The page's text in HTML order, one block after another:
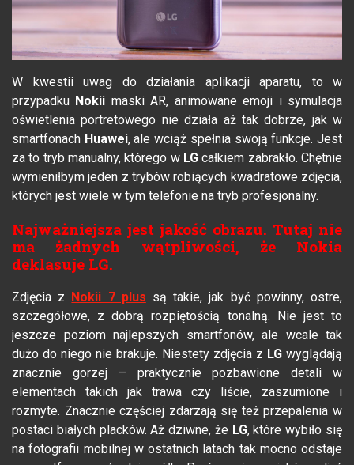
W kwestii uwag do działania aplikacji aparatu, to w
przypadku Nokii maski AR, animowane emoji i symulacja
oświetlenia portretowego nie działa aż tak dobrze, jak w
smartfonach Huawei, ale wciąż spełnia swoją funkcje. Jest
za to tryb manualny, którego w LGcałkiem zabrakło. Chętnie
wymieniłbym jeden z trybów robiących kwadratowe zdjęcia,
których jest wiele w tym telefonie na tryb profesjonalny.
Najważniejsza jest jakość obrazu. Tutaj nie
ma żadnych wątpliwości, że Nokia
deklasuje LG.
Zdjęcia z Nokii 7 plus są takie, jak być powinny, ostre,
szczegółowe, z dobrą rozpiętością tonalną. Nie jest to
jeszcze poziom najlepszych smartfonów, ale wcale tak
dużo do niego nie brakuje. Niestety zdjęcia z LG wyglądają
znacznie gorzej – praktycznie pozbawione detali w
elementach takich jak trawa czy liście, zaszumione i
rozmyte. Znacznie częściej zdarzają się też przepalenia w
postaci białych placków. Aż dziwne, że LG, które wybiło się
na fotografii mobilnej w ostatnich latach tak mocno odstaje